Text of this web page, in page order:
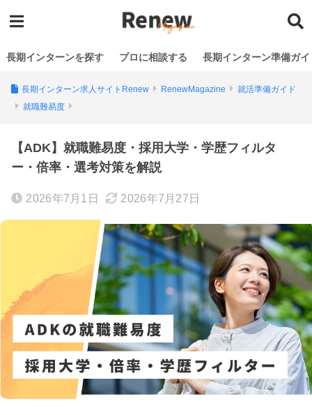
長期インターンを探す プロに相談する 長期インターン準備ガイ
長期インターン求人サイトRenew RenewMagazine
就活準備ガイド
就職難易度
【ADK】就職難易度・採用大学・学歴フィルタ
ー・倍率・選考対策を解説
2026年7月1日 2026年7月27日